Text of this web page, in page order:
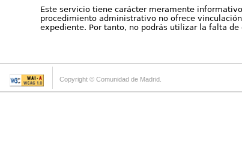
Este servicio tiene carácter meramente
procedimiento administrativo no ofrece
expediente. Por tanto, no podrás utilizar la falta
Copyright © Comunidad de Madrid.